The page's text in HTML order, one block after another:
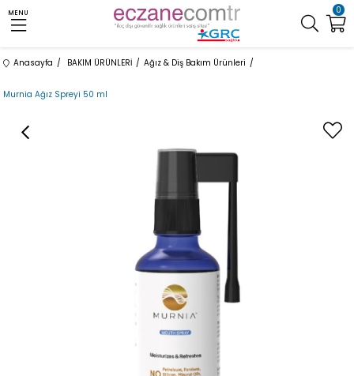
0
MENU
Anasayfa BAKIM ÜRÜNLERİ Ağız & Diş Bakım Ürünleri
Murnia Ağız Spreyi 50 ml